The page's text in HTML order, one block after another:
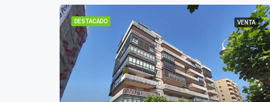
DESTACADO VENTA